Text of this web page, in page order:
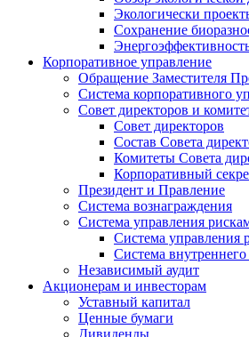
Экологически
Сохранение
Корпоративное управление
Обращение Заместителя
Система корпоративного
Совет директоров и
Совет директоров
Состав Совета
Комитеты Совета
Корпоративный
Президент и Правление
Система вознаграждения
Система управления
Система управления
Система внутреннего
Независимый аудит
Акционерам и инвесторам
Уставный капитал
Ценные бумаги
Дивиденды